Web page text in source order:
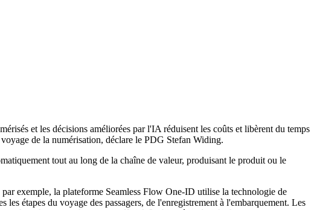
et les décisions améliorées par l'IA réduisent les coûts et libèrent du temps
de la numérisation, déclare le PDG Stefan Widing.
tout au long de la chaîne de valeur, produisant le produit ou le
exemple, la plateforme Seamless Flow One-ID utilise la technologie de
étapes du voyage des passagers, de l'enregistrement à l'embarquement. Les